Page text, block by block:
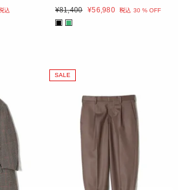
込
¥81,400 ¥56,980 税込 30 % OFF
■ ■
SALE